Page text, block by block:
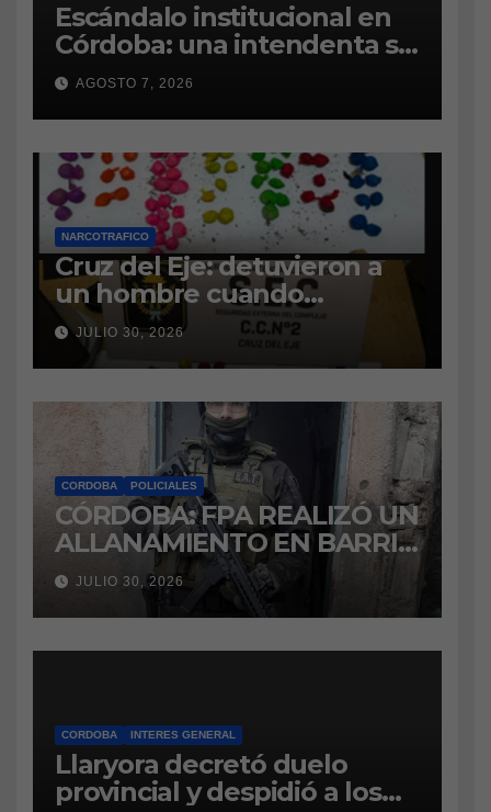
Escándalo institucional en
Córdoba: una intendenta se
atrinchera en el municipio y
se niega a dejar el cargo
AGOSTO 7, 2026
NARCOTRAFICO
Cruz del Eje: detuvieron a
un hombre cuando
intentaba ingresar
marihuana a la cárcel
JULIO 30, 2026
CORDOBA POLICIALES
CÓRDOBA: FPA REALIZÓ UN
ALLANAMIENTO EN BARRIO
VILLA BOEDO
RELACIONADO CON UNA
CAUSA DE DROGAS EN LA
CÁRCEL DE BOUWER
JULIO 30, 2026
CORDOBA INTERES GENERAL
Llaryora decretó duelo
provincial y despidió a los